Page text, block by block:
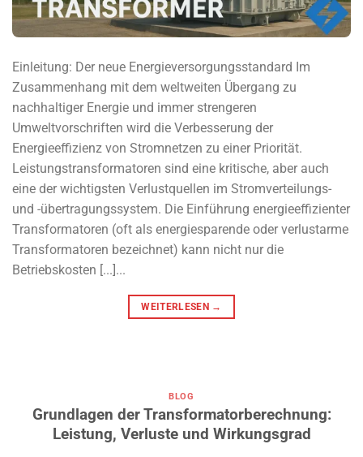
Einleitung: Der neue Energieversorgungsstandard Im
Zusammenhang mit dem weltweiten Übergang zu
nachhaltiger Energie und immer strengeren
Umweltvorschriften wird die Verbesserung der
Energieeffizienz von Stromnetzen zu einer Priorität.
Leistungstransformatoren sind eine kritische, aber auch
eine der wichtigsten Verlustquellen im Stromverteilungs-
und -übertragungssystem. Die Einführung energieeffizienter
Transformatoren (oft als energiesparende oder verlustarme
Transformatoren bezeichnet) kann nicht nur die
Betriebskosten [...]...
WEITERLESEN →
BLOG
Grundlagen der Transformatorberechnung:
Leistung, Verluste und Wirkungsgrad